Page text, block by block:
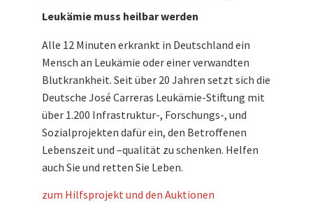
Leukämie muss heilbar werden
Alle 12 Minuten erkrankt in Deutschland ein
Mensch an Leukämie oder einer verwandten
Blutkrankheit. Seit über 20 Jahren setzt sich die
Deutsche José Carreras Leukämie-Stiftung mit
über 1.200 Infrastruktur-, Forschungs-, und
Sozialprojekten dafür ein, den Betroffenen
Lebenszeit und –qualität zu schenken. Helfen
auch Sie und retten Sie Leben.
zum Hilfsprojekt und den Auktionen